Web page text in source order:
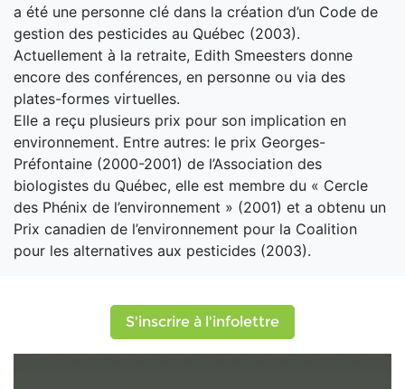
a été une personne clé dans la création d’un Code de
gestion des pesticides au Québec (2003).
Actuellement à la retraite, Edith Smeesters donne
encore des conférences, en personne ou via des
plates-formes virtuelles.
Elle a reçu plusieurs prix pour son implication en
environnement. Entre autres: le prix Georges-
Préfontaine (2000-2001) de l’Association des
biologistes du Québec, elle est membre du « Cercle
des Phénix de l’environnement » (2001) et a obtenu un
Prix canadien de l’environnement pour la Coalition
pour les alternatives aux pesticides (2003).
S'inscrire à l'infolettre